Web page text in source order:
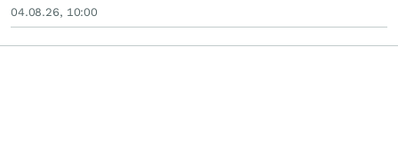
04.08.26, 10:00